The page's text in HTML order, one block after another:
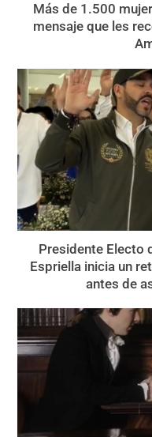
Más de 1.500
mensaje que les
Presidente Electo
Espriella inicia un
antes de